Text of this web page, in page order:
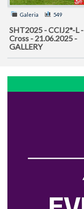
Galeria 549
SHT2025 - CCIJ2*-L -
Cross - 21.06.2025 -
GALLERY